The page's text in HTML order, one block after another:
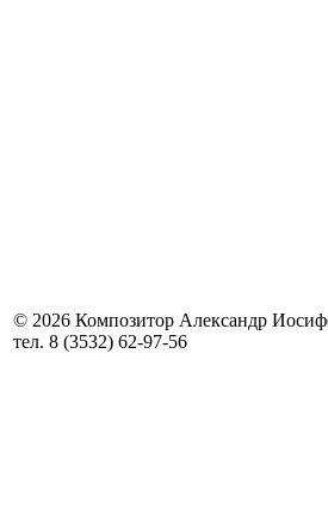
© 2026 Композитор Александр
тел. 8 (3532) 62-97-56